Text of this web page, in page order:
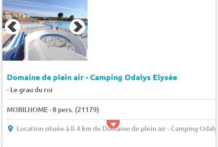
Domaine de plein air - Camping Odalys Elysée
- Le grau du roi
MOBILHOME - 8 pers. (21179)
Location située à 0.4 km de Domaine de plein air - Camping